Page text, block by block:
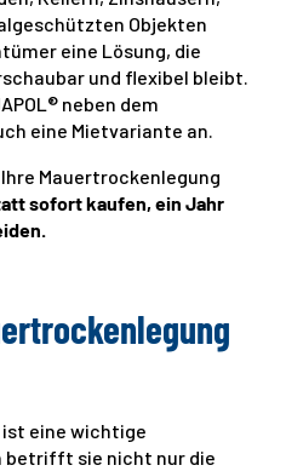
Objekten
eine Lösung, die
und flexibel bleibt.
neben dem
eine Mietvariante an.
Ihre Mauertrockenlegung
sofort kaufen, ein Jahr
eine wichtige
betrifft sie nicht nur die